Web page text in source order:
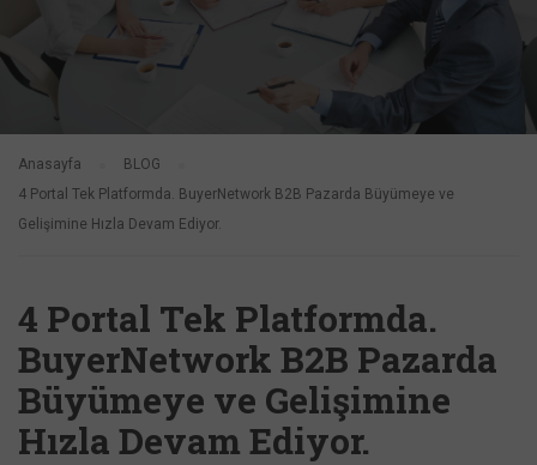
Anasayfa
BLOG
4 Portal Tek Platformda. BuyerNetwork B2B Pazarda Büyümeye ve
Gelişimine Hızla Devam Ediyor.
4 Portal Tek Platformda.
BuyerNetwork B2B Pazarda
Büyümeye ve Gelişimine
Hızla Devam Ediyor.